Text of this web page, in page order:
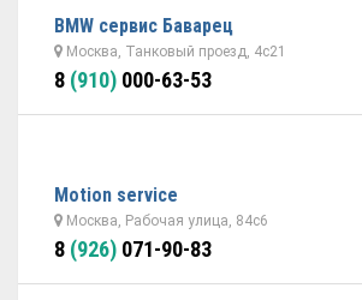
BMW сервис Баварец
Москва, Танковый проезд, 4с21
8 (910) 000-63-53
Motion service
Москва, Рабочая улица, 84с6
8 (926) 071-90-83